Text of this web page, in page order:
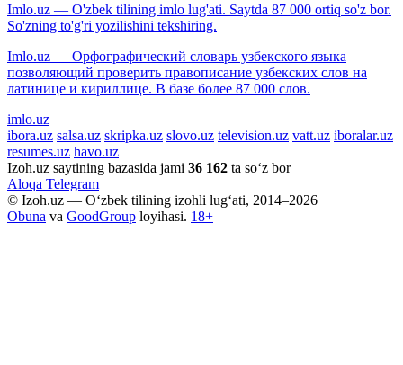
Imlo.uz — O'zbek tilining imlo lug'ati. Saytda 87 000 ortiq so'z bor.
So'zning to'g'ri yozilishini tekshiring.
Imlo.uz — Орфографический словарь узбекского языка
позволяющий проверить правописание узбекских слов на
латинице и кириллице. В базе более 87 000 слов.
imlo.uz
ibora.uz salsa.uz skripka.uz slovo.uz television.uz vatt.uz iboralar.uz
resumes.uz havo.uz
Izoh.uz saytining bazasida jami 36 162 ta so‘z bor
Aloqa Telegram
© Izoh.uz — O‘zbek tilining izohli lug‘ati, 2014–2026
Obuna va GoodGroup loyihasi. 18+